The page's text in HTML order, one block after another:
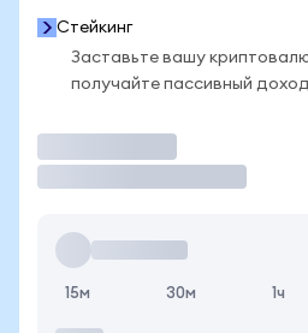
Стейкинг
Заставьте вашу
получайте пассивный
15м 30м 1ч